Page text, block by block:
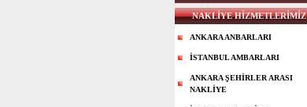
NAKLİYE HİZMETLERİMİZ
ANKARA ANBARLARI
İSTANBUL AMBARLARI
ANKARA ŞEHİRLER ARASI
NAKLİYE